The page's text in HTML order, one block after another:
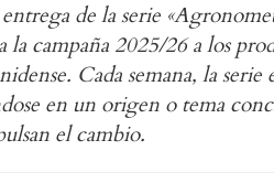
de la serie
la campaña 2025/26 a los
Cada semana, la
en un origen o tema
el cambio.